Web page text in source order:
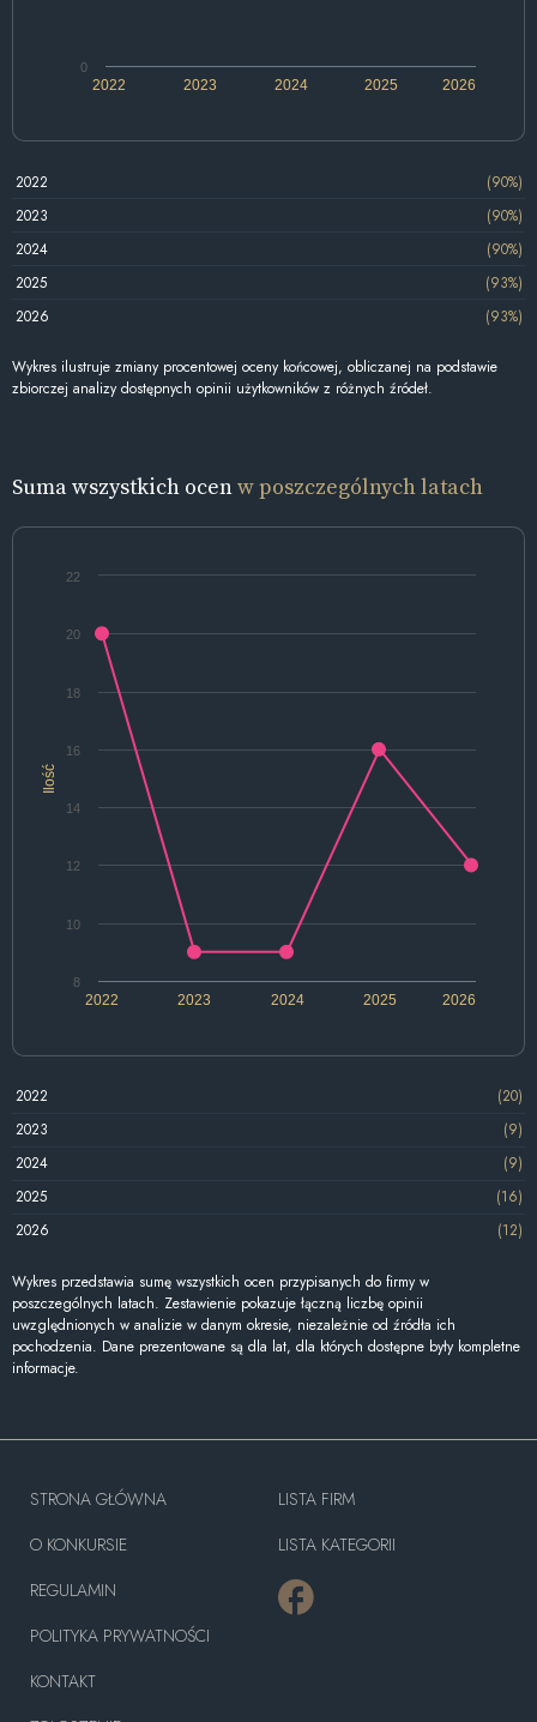
2022 2024 2026
2023 2025
0
2022
(90%)
2023
(90%)
2024
(90%)
2025
(93%)
2026
(93%)
Wykres ilustruje zmiany procentowej oceny końcowej, obliczanej na podstawie
zbiorczej analizy dostępnych opinii użytkowników z różnych źródeł.
Suma wszystkich ocenw poszczególnych latach
Ilość
2022 2024 2026
2023 2025
8
10
12
14
16
18
20
22
2022
(20)
2023
(9)
2024
(9)
2025
(16)
2026
(12)
Wykres przedstawia sumę wszystkich ocen przypisanych do firmy w
poszczególnych latach. Zestawienie pokazuje łączną liczbę opinii
uwzględnionych w analizie w danym okresie, niezależnie od źródła ich
pochodzenia. Dane prezentowane są dla lat, dla których dostępne były kompletne
informacje.
STRONA GŁÓWNA
O KONKURSIE
REGULAMIN
POLITYKA PRYWATNOŚCI
KONTAKT
LISTA FIRM
LISTA KATEGORII